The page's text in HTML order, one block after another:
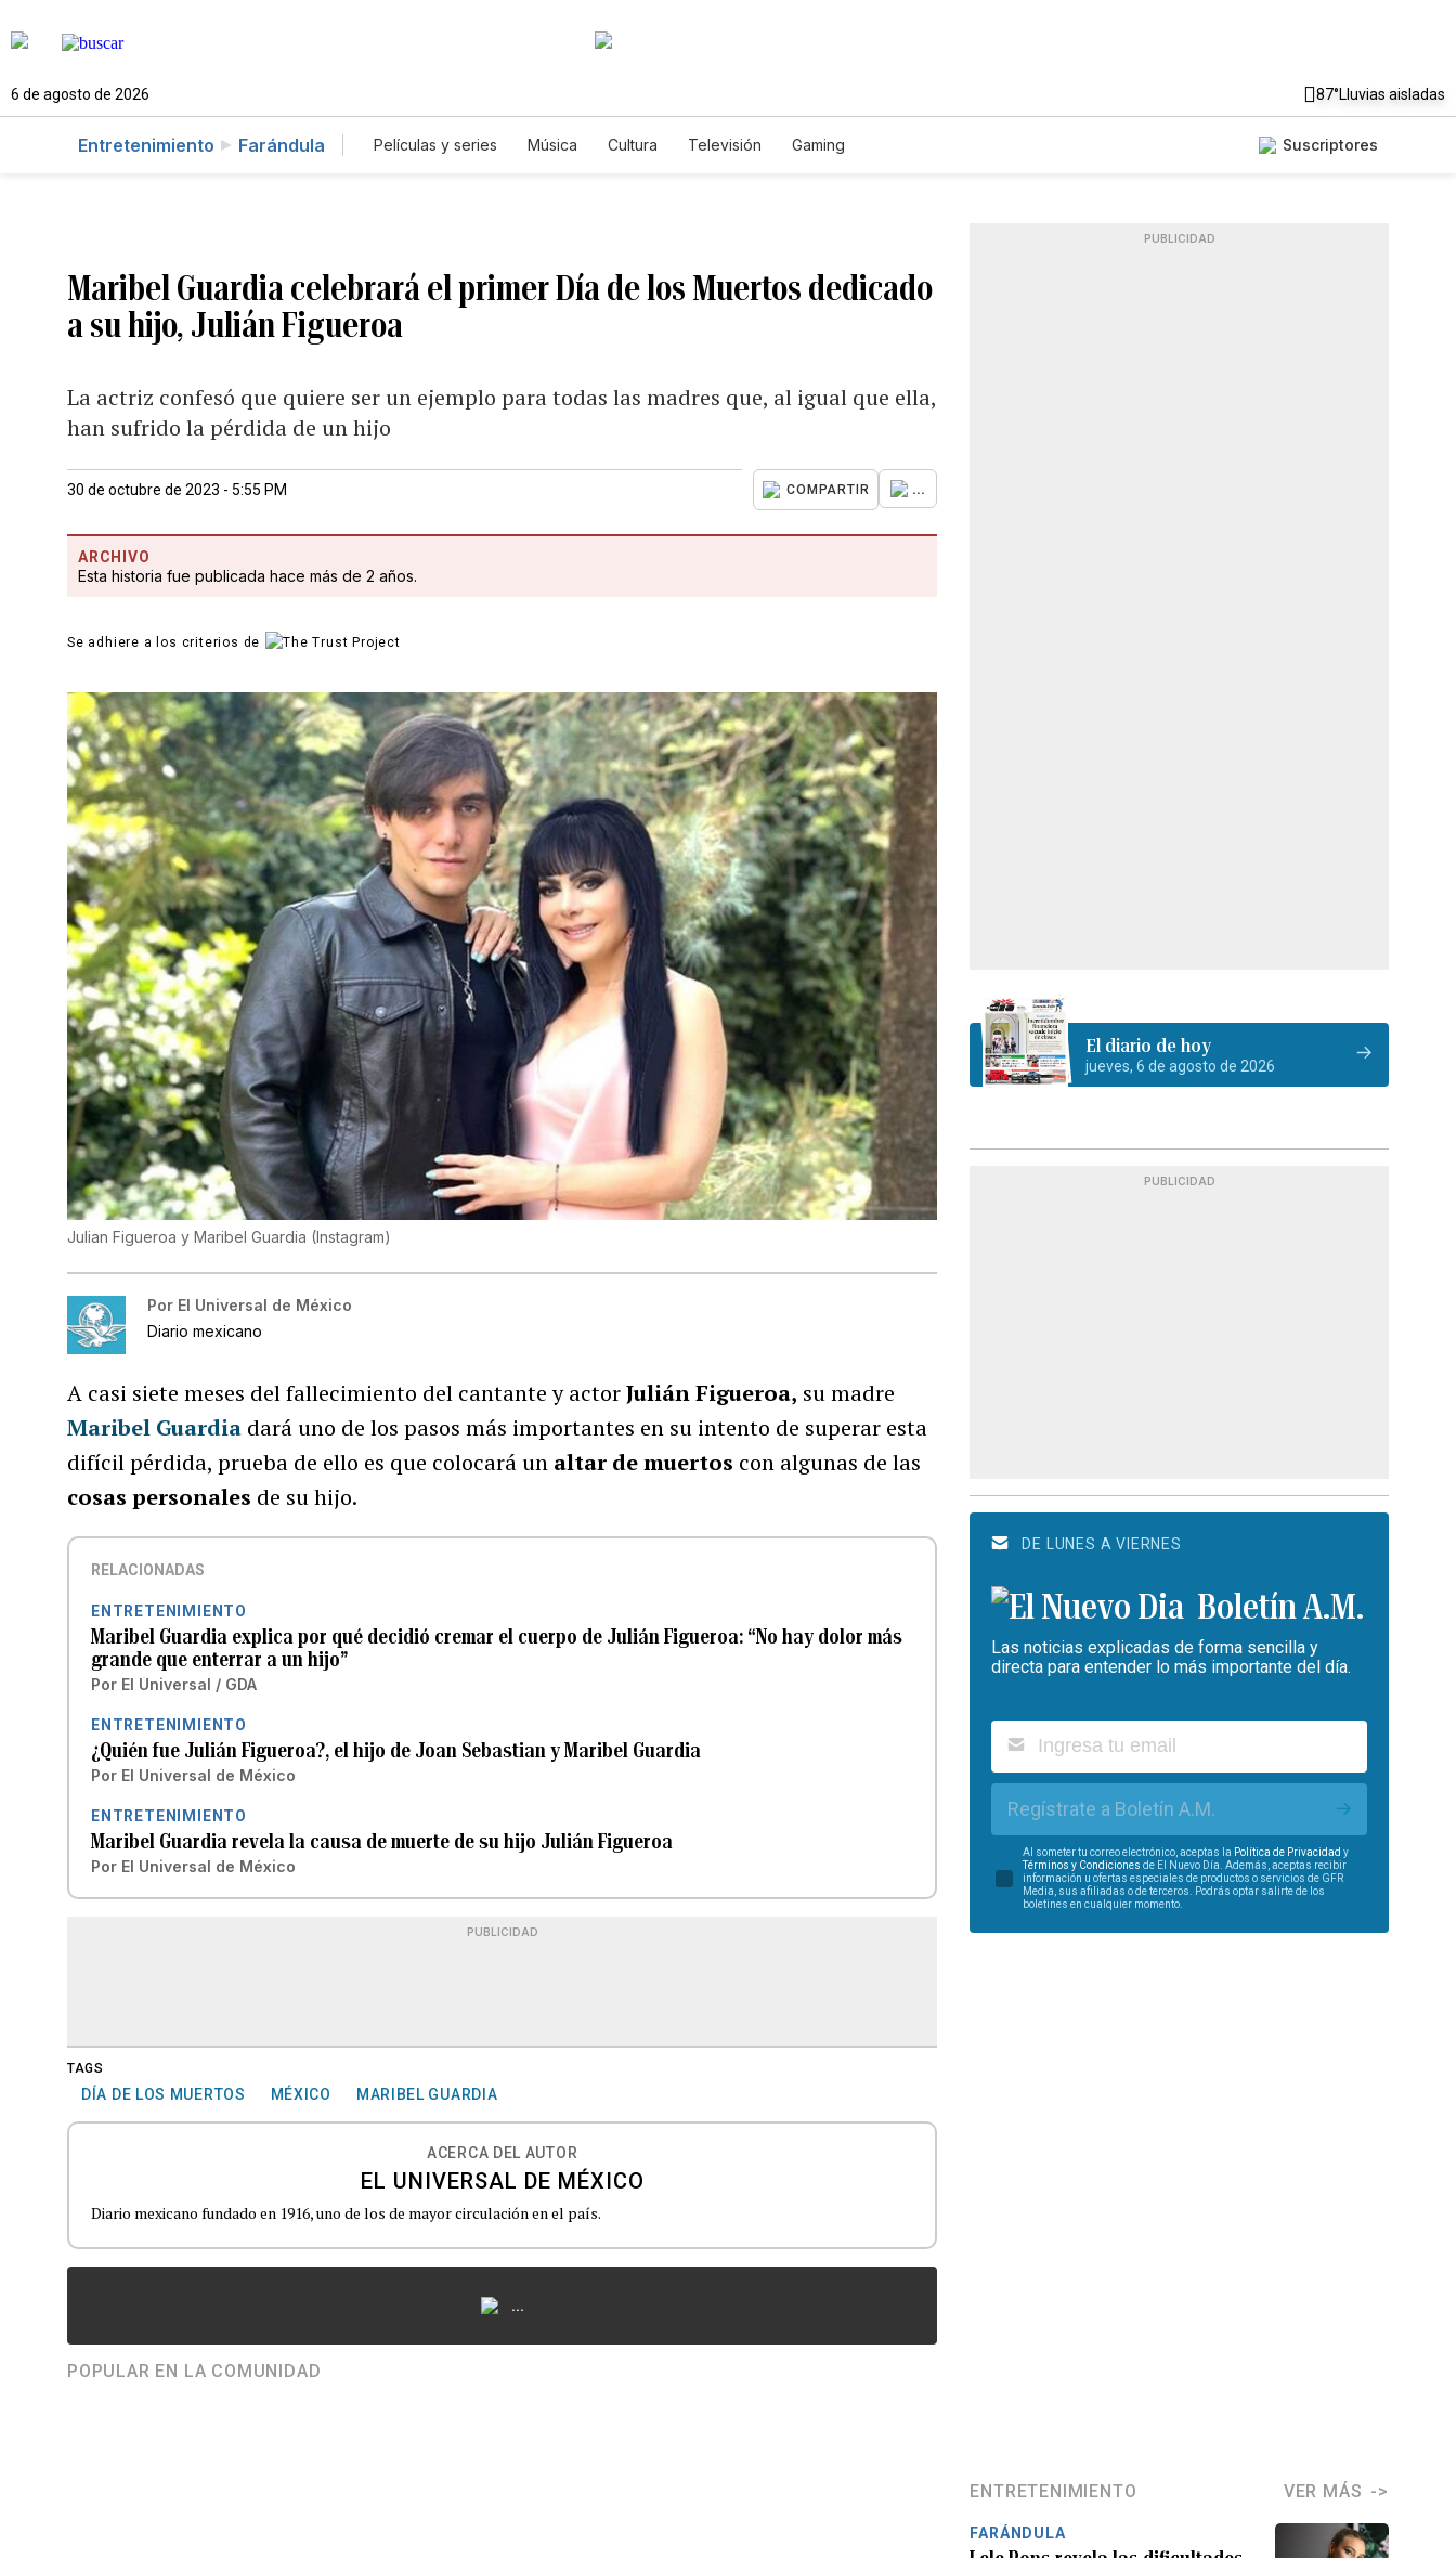
6 de agosto de 2026 87°Lluvias aisladas
Entretenimiento Farándula Películas y series Música Cultura Televisión Gaming Suscriptores
Maribel Guardia celebrará el primer Día de los Muertos dedicado
a su hijo, Julián Figueroa
La actriz confesó que quiere ser un ejemplo para todas las madres que, al igual que ella,
han sufrido la pérdida de un hijo
30 de octubre de 2023 - 5:55 PM COMPARTIR ...
ARCHIVO
Esta historia fue publicada hace más de 2 años.
Se adhiere a los criterios de
Julian Figueroa y Maribel Guardia (Instagram)
Por El Universal de México
Diario mexicano
A casi siete meses del fallecimiento del cantante y actorJulián Figueroa, su madre
Maribel Guardia dará uno de los pasos más importantes en su intento de superar esta
difícil pérdida, prueba de ello es que colocará un altar de muertos con algunas de las
cosas personales de su hijo.
RELACIONADAS
ENTRETENIMIENTO
Maribel Guardia explica por qué decidió cremar el cuerpo de Julián Figueroa: “No hay dolor más
grande que enterrar a un hijo”
Por El Universal / GDA
ENTRETENIMIENTO
¿Quién fue Julián Figueroa?, el hijo de Joan Sebastian y Maribel Guardia
Por El Universal de México
ENTRETENIMIENTO
Maribel Guardia revela la causa de muerte de su hijo Julián Figueroa
Por El Universal de México
PUBLICIDAD
TAGS
DÍA DE LOS MUERTOS MÉXICO MARIBEL GUARDIA
ACERCA DEL AUTOR
EL UNIVERSAL DE MÉXICO
Diario mexicano fundado en 1916, uno de los de mayor circulación en el país.
...
POPULAR EN LA COMUNIDAD
PUBLICIDAD
El diario de hoy
jueves, 6 de agosto de 2026
PUBLICIDAD
DE LUNES A VIERNES
Boletín A.M.
Las noticias explicadas de forma sencilla y
directa para entender lo más importante del día.
Regístrate a Boletín A.M.
Al someter tu correo electrónico, aceptas la Política de Privacidad y
Términos y Condiciones de El Nuevo Día. Además, aceptas recibir
información u ofertas especiales de productos o servicios de GFR
Media, sus afiliadas o de terceros. Podrás optar salirte de los
boletines en cualquier momento.
ENTRETENIMIENTO VER MÁS
FARÁNDULA